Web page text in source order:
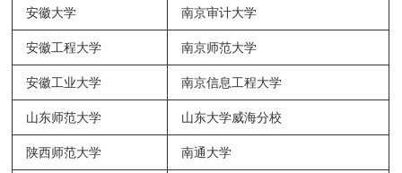
安徽大学 南京审计大学
安徽工程大学 南京师范大学
安徽工业大学 南京信息工程大学
山东师范大学 山东大学威海分校
陕西师范大学 南通大学